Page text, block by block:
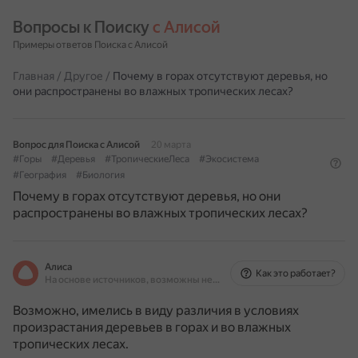
Вопросы к Поиску с Алисой
Примеры ответов Поиска с Алисой
Главная / Другое / Почему в горах отсутствуют деревья, но
они распространены во влажных тропических лесах?
Вопрос для Поиска с Алисой
20 марта
#Горы
#Деревья #ТропическиеЛеса
#Экосистема
#География
#Биология
Почему в горах отсутствуют деревья, но они
распространены во влажных тропических лесах?
Алиса
На основе источников, возможны неточности
Как это работает?
Возможно, имелись в виду различия в условиях
произрастания деревьев в горах и во влажных
тропических лесах.